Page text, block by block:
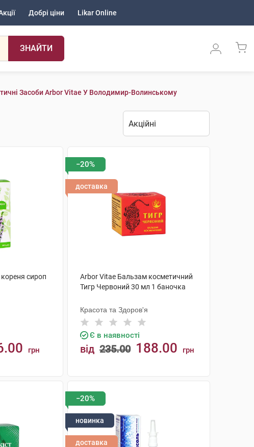
Добрі ціни Likar Online
ЗНАЙТИ
Засоби Arbor Vitae У Володимир-Волинському
сироп
грн
−20%
доставка
Arbor Vitae Бальзам косметичний
Тигр Червоний 30 мл 1 баночка
Красота та Здоров'я
Є в наявності
від 235.00 188.00 грн
−20%
новинка
доставка